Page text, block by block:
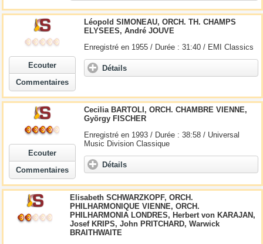
Ecouter
Commentaires
Léopold SIMONEAU, ORCH. TH. CHAMPS
ELYSEES, André JOUVE
Enregistré en 1955 / Durée : 31:40 / EMI Classics
Détails
Ecouter
Commentaires
Cecilia BARTOLI, ORCH. CHAMBRE VIENNE,
György FISCHER
Enregistré en 1993 / Durée : 38:58 / Universal
Music Division Classique
Détails
Elisabeth SCHWARZKOPF, ORCH.
PHILHARMONIQUE VIENNE, ORCH.
PHILHARMONIA LONDRES, Herbert von KARAJAN,
Josef KRIPS, John PRITCHARD, Warwick
BRAITHWAITE